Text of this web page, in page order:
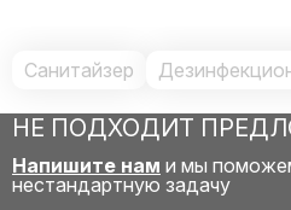
Санитайзер
НЕ ПОДХОДИТ
Напишите нам и мы
нестандартную задачу